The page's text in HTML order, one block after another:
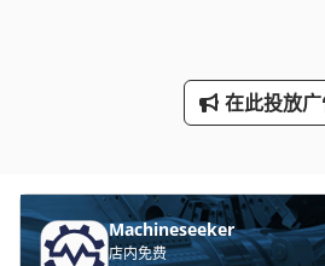
轮式挖掘机
在此投放
Machineseeker
店内免费